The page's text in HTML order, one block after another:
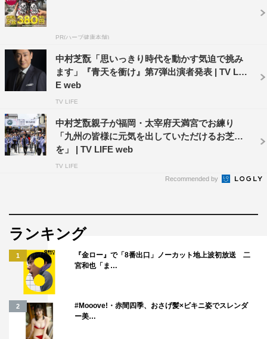
PR(ハーブ健康本舗)
中村芝翫「思いっきり時代を動かす気迫で挑み
ます」『青天を衝け』第7弾出演者発表 | TV LIF
E web
TV LIFE
中村芝翫親子が福岡・太宰府天満宮でお練り
「九州の皆様に元気を出していただけるお芝居
を」 | TV LIFE web
TV LIFE
Recommended by
ランキング
1
『金ロー』で「8番出口」ノーカット地上波初放送 二
宮和也「ま…
2
#Mooove!・赤間四季、おさげ髪×ビキニ姿でスレンダ
ー美…